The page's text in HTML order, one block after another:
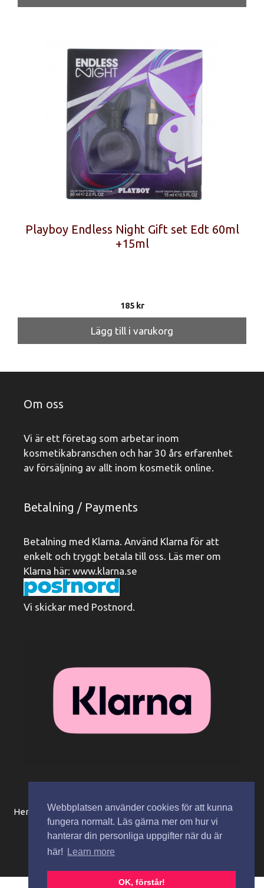
Webbplatsen använder cookies för att kunna
fungera normalt. Läs gärna mer om hur vi
hanterar din personliga uppgifter när du är
här!
Learn more
OK, förstår!
Playboy Endless Night Gift set Edt 60ml
+15ml
185 kr
Lägg till i varukorg
Om oss
Vi är ett företag som arbetar inom
kosmetikabranschen och har 30 års erfarenhet
av försäljning av allt inom kosmetik online.
Betalning / Payments
Betalning med Klarna. Använd Klarna för att
enkelt och tryggt betala till oss. Läs mer om
Klarna här: www.klarna.se
Vi skickar med Postnord.
Hem Beställningsinformation / köpvillkor
Mitt konto
Integritetspolicy
Spåra paket Kontakta oss
Copyright © 2026 Zaza Cosmetics AB